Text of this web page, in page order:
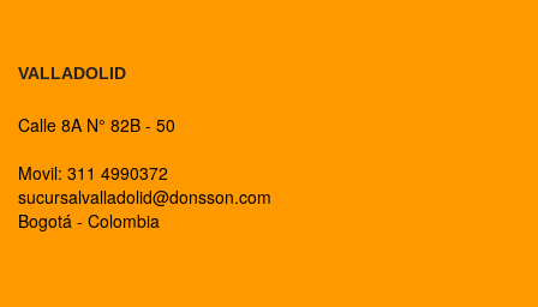
VALLADOLID
Calle 8A N° 82B - 50
Movil: 311 4990372
sucursalvalladolid@donsson.com
Bogotá - Colombia